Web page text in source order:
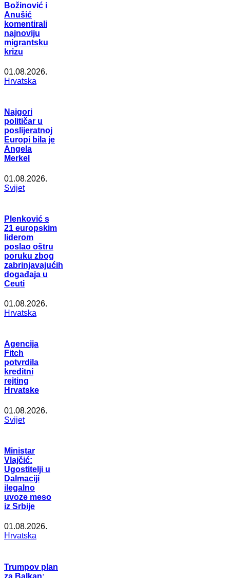
Božinović i
Anušić
komentirali
najnoviju
migrantsku
krizu
01.08.2026.
Hrvatska
Najgori
političar u
poslijeratnoj
Europi bila je
Angela
Merkel
01.08.2026.
Svijet
Plenković s
21 europskim
liderom
poslao oštru
poruku zbog
zabrinjavajućih
događaja u
Ceuti
01.08.2026.
Hrvatska
Agencija
Fitch
potvrdila
kreditni
rejting
Hrvatske
01.08.2026.
Svijet
Ministar
Vlajčić:
Ugostitelji u
Dalmaciji
ilegalno
uvoze meso
iz Srbije
01.08.2026.
Hrvatska
Trumpov plan
za Balkan: